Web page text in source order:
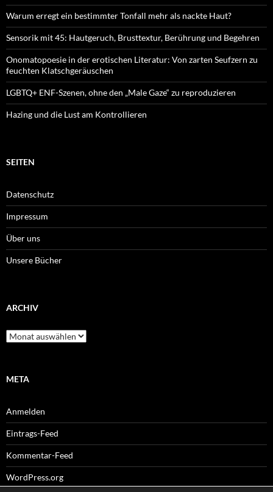
Warum erregt ein bestimmter Tonfall mehr als nackte Haut?
Sensorik mit 45: Hautgeruch, Brusttextur, Berührung und Begehren
Onomatopoesie in der erotischen Literatur: Von zarten Seufzern zu
feuchten Klatschgeräuschen
LGBTQ+ ENF-Szenen, ohne den „Male Gaze“ zu reproduzieren
Hazing und die Lust am Kontrollieren
SEITEN
Datenschutz
Impressum
Über uns
Unsere Bücher
ARCHIV
Archiv
META
Anmelden
Eintrags-Feed
Kommentar-Feed
WordPress.org